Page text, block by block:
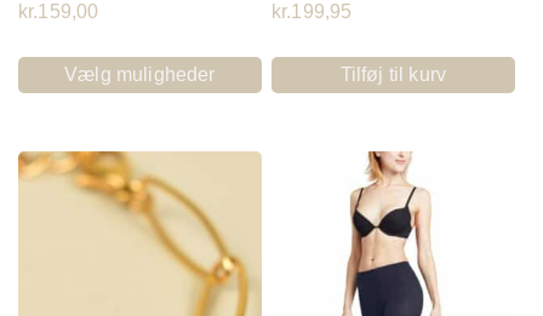
kr.159,00
Vælg muligheder
kr.199,95
Tilføj til kurv